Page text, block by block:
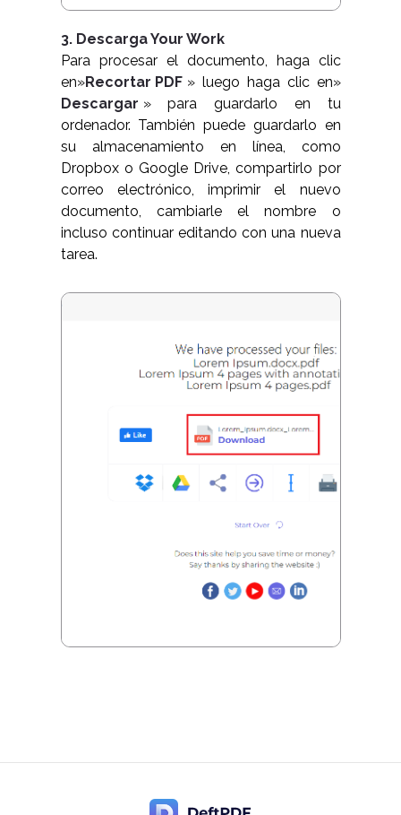
3. Descarga Your Work
Para procesar el documento, haga clic
en»Recortar PDF » luego haga clic en»
Descargar » para guardarlo en tu
ordenador. También puede guardarlo en
su almacenamiento en línea, como
Dropbox o Google Drive, compartirlo por
correo electrónico, imprimir el nuevo
documento, cambiarle el nombre o
incluso continuar editando con una nueva
tarea.